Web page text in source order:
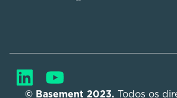
© Basement 2023. Todos os